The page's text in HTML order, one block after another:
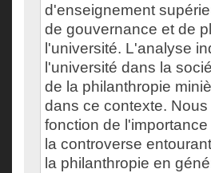
d'enseignement
de gouvernance et de
l'université. L'analyse
l'université dans la
de la philanthropie
dans ce contexte.
fonction de
la controverse
la philanthropie en